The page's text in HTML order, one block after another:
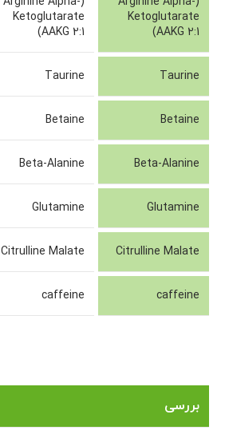
Ketoglutarate
(AAKG 2:1
Ketoglutarate
(AAKG 2:1
Taurine
Taurine
Betaine
Betaine
Beta-Alanine
Beta-Alanine
Glutamine
Glutamine
Citrulline Malate
Citrulline Malate
caffeine
caffeine
بررسی